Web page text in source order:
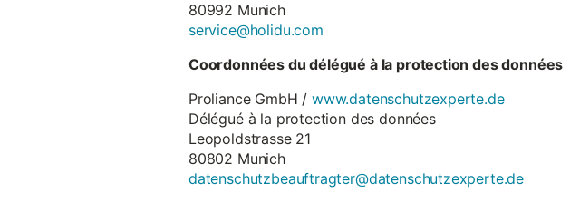
80992 Munich
service@holidu.com
Coordonnées du délégué à la protection des données
Proliance GmbH /www.datenschutzexperte.de
Délégué à la protection des données
Leopoldstrasse 21
80802 Munich
datenschutzbeauftragter@datenschutzexperte.de